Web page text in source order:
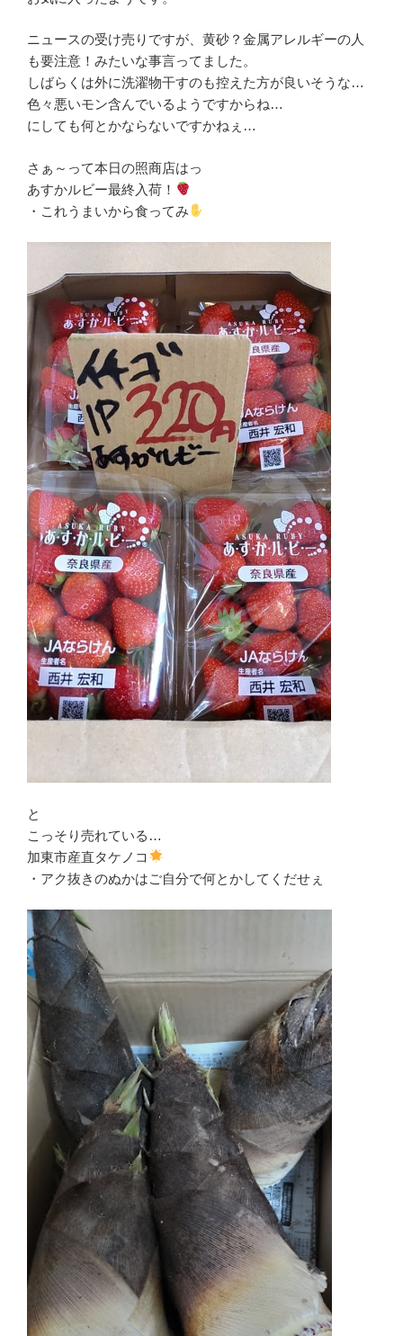
ニュースの受け売りですが、黄砂？金属アレルギーの人
も要注意！みたいな事言ってました。
しばらくは外に洗濯物干すのも控えた方が良いそうな…
色々悪いモン含んでいるようですからね…
にしても何とかならないですかねぇ…
さぁ～って本日の照商店はっ
あすかルビー最終入荷！
・これうまいから食ってみ
と
こっそり売れている…
加東市産直タケノコ
・アク抜きのぬかはご自分で何とかしてくだせぇ